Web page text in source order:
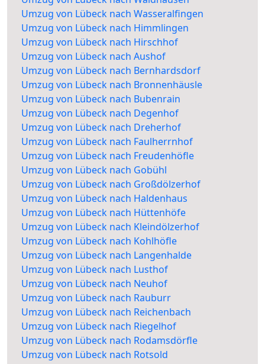
Umzug von Lübeck nach Wasseralfingen
Umzug von Lübeck nach Himmlingen
Umzug von Lübeck nach Hirschhof
Umzug von Lübeck nach Aushof
Umzug von Lübeck nach Bernhardsdorf
Umzug von Lübeck nach Bronnenhäusle
Umzug von Lübeck nach Bubenrain
Umzug von Lübeck nach Degenhof
Umzug von Lübeck nach Dreherhof
Umzug von Lübeck nach Faulherrnhof
Umzug von Lübeck nach Freudenhöfle
Umzug von Lübeck nach Gobühl
Umzug von Lübeck nach Großdölzerhof
Umzug von Lübeck nach Haldenhaus
Umzug von Lübeck nach Hüttenhöfe
Umzug von Lübeck nach Kleindölzerhof
Umzug von Lübeck nach Kohlhöfle
Umzug von Lübeck nach Langenhalde
Umzug von Lübeck nach Lusthof
Umzug von Lübeck nach Neuhof
Umzug von Lübeck nach Rauburr
Umzug von Lübeck nach Reichenbach
Umzug von Lübeck nach Riegelhof
Umzug von Lübeck nach Rodamsdörfle
Umzug von Lübeck nach Rotsold